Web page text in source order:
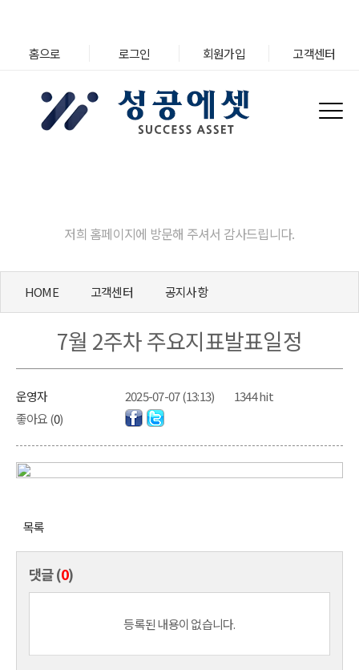
홈으로 로그인 회원가입 고객센터
저희 홈페이지에 방문해 주셔서 감사드립니다.
HOME 고객센터 공지사항
7월 2주차 주요지표발표일정
운영자 2025-07-07 (13:13)
1344 hit
좋아요 (0)
목록
댓글 (0)
등록된 내용이 없습니다.